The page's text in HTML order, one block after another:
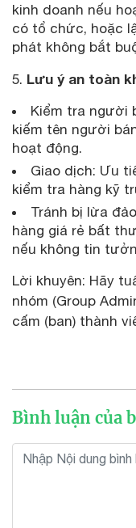
kinh doanh nếu
có tổ chức, hoặc
phát không bắt
5. Lưu ý an toàn
Kiểm tra người
kiếm tên người
hoạt động.
Giao dịch: Ưu
kiểm tra hàng kỹ
Tránh bị lừa
hàng giá rẻ bất
nếu không tin
Lời khuyên: Hãy
nhóm (Group
cấm (ban) thành
Bình luận của